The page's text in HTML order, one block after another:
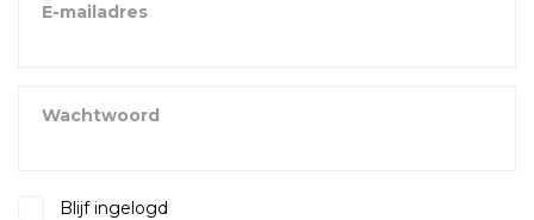
E-mailadres
Wachtwoord
Blijf ingelogd